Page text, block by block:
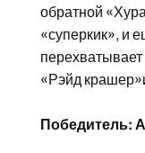
обратной
«суперкик», и
«Рэйд
Победитель: